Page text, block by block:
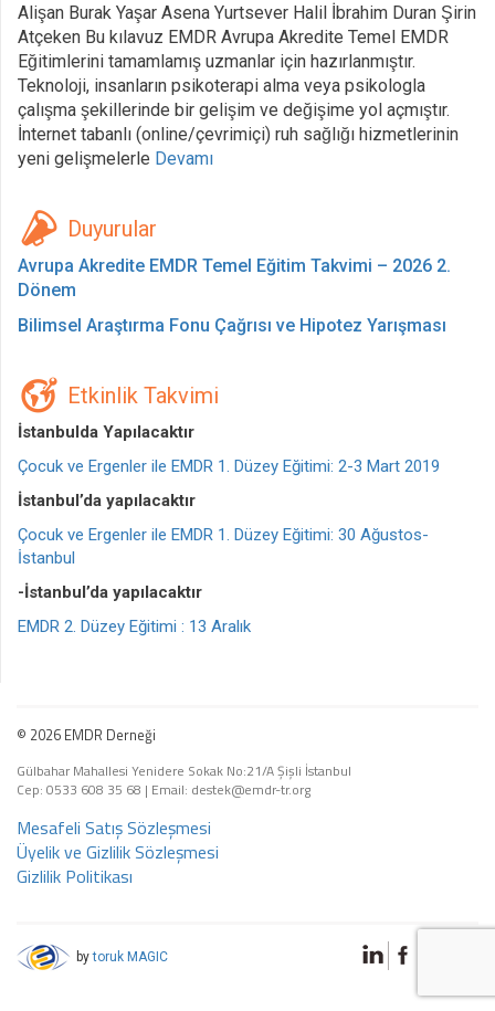
Alişan Burak Yaşar Asena Yurtsever Halil İbrahim Duran Şirin
Atçeken Bu kılavuz EMDR Avrupa Akredite Temel EMDR
Eğitimlerini tamamlamış uzmanlar için hazırlanmıştır.
Teknoloji, insanların psikoterapi alma veya psikologla
çalışma şekillerinde bir gelişim ve değişime yol açmıştır.
İnternet tabanlı (online/çevrimiçi) ruh sağlığı hizmetlerinin
yeni gelişmelerle Devamı
Duyurular
Avrupa Akredite EMDR Temel Eğitim Takvimi – 2026 2.
Dönem
Bilimsel Araştırma Fonu Çağrısı ve Hipotez Yarışması
Etkinlik Takvimi
İstanbulda Yapılacaktır
Çocuk ve Ergenler ile EMDR 1. Düzey Eğitimi: 2-3 Mart 2019
İstanbul’da yapılacaktır
Çocuk ve Ergenler ile EMDR 1. Düzey Eğitimi: 30 Ağustos-
İstanbul
-İstanbul’da yapılacaktır
EMDR 2. Düzey Eğitimi : 13 Aralık
© 2026 EMDR Derneği
Gülbahar Mahallesi Yenidere Sokak No:21/A Şişli İstanbul
Cep: 0533 608 35 68 | Email: destek@emdr-tr.org
Mesafeli Satış Sözleşmesi
Üyelik ve Gizlilik Sözleşmesi
Gizlilik Politikası
bytoruk MAGIC